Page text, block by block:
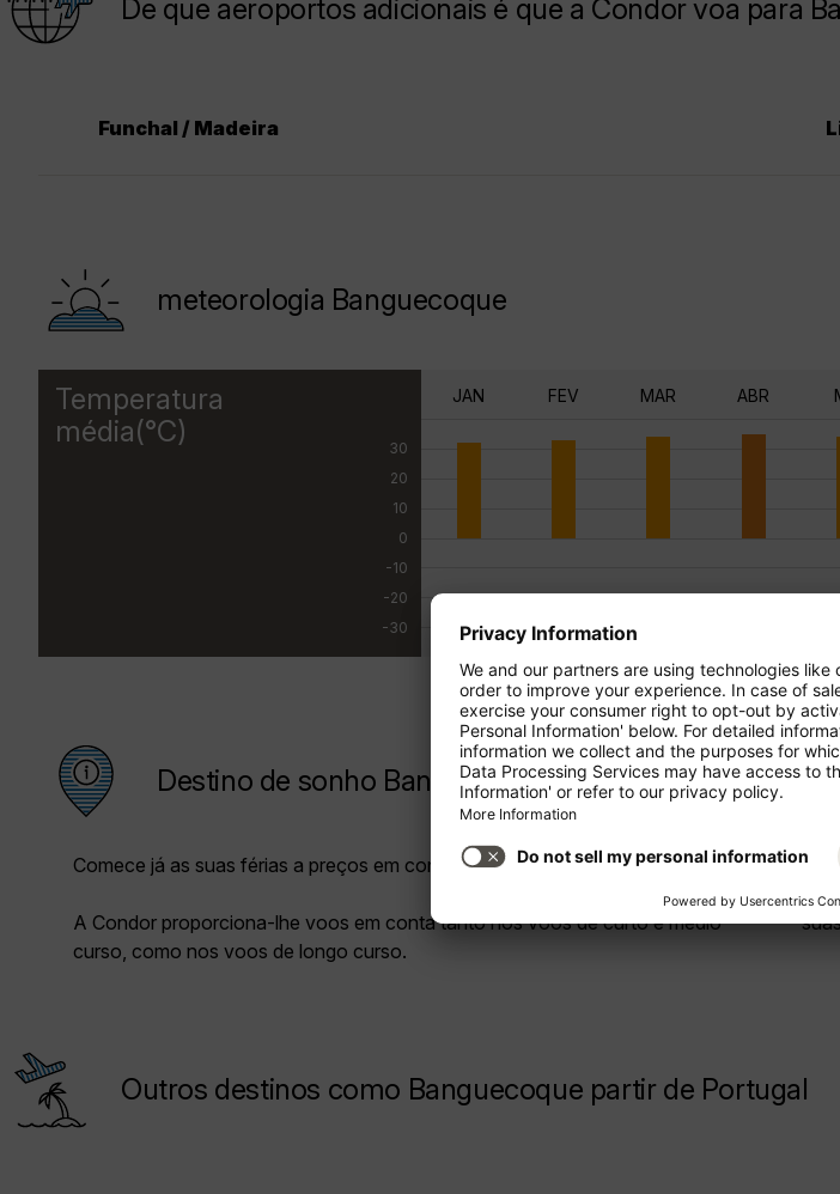
De que aeroportos adicionais é que a Condor voa para
Funchal / Madeira
meteorologia Banguecoque
Temperatura
média(°C)
30
20
10
0
-10
-20
-30
JAN FEV MAR ABR
Destino de sonho Banguecoque
Comece já as suas férias a preços em conta com a Condor!
A Condor proporciona-lhe voos em conta tanto nos voos de curto e médio
curso, como nos voos de longo curso.
o
Outros destinos como Banguecoque partir de Portugal